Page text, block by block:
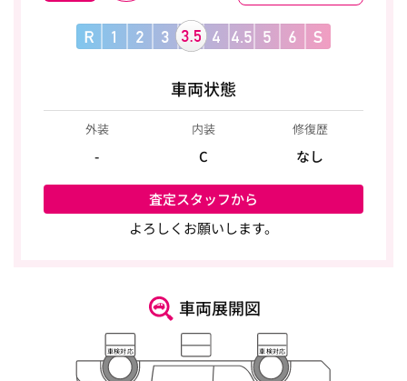
車両状態
外装
-
内装
C
修復歴
なし
査定スタッフから
よろしくお願いします。
車両展開図
車検対応 車検対応